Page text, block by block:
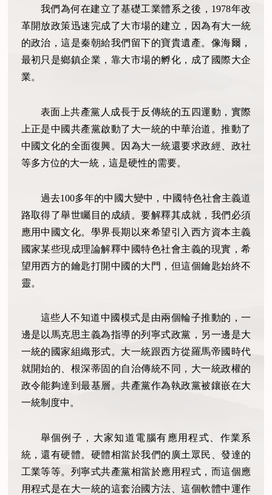
我們為何在建立了基礎工業體系之後，1978年改
革開放政策迅速完成了大市場的建立，因為有大一統
的政治，這是秦朝給我們留下的寶貴遺產。像海爾，
最初只是鄉鎮企業，靠大市場的孵化，成了國際大企
業。
表面上共產黨人成長于反傳統的五四運動，實際
上正是中國共產黨啟動了大一統的中華治道。推動了
中國文化的全面復興。因為大一統還要求政經、政社
等多方位的大一統，這是硬性的需要。
過去100多年的中國大變中，中國特色社會主義道
路取得了舉世矚目的成績。要解釋其成就，我們必須
應用中國文化。學界長期以來希望引入西方資本主義
國家某些現成理論解釋中國特色社會主義的現實，希
望用西方的鑰匙打開中國的大門，但這個鑰匙始終不
靈。
這些人不知道中國模式是由兩個輪子推動的，一
邊是以馬克思主義為指導的列寧式政黨，另一邊是大
一統的國家組織形式。大一統跟西方從羅馬帝國時代
就開始的、根深蒂固的自治傳統不同，大一統政權的
政令能夠達到最基層。共產黨作為執政黨被鑲嵌在大
一統制度中。
舉個例子，大家知道電腦有應用程式、作業系
統，還有硬體。硬體相當於我們的廣土眾民、發達的
工業等等。列寧式共產黨相當於應用程式，而這個應
用程式是在大一統的這套治國方法、這個軟體中運作